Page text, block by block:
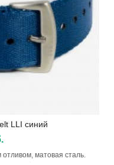
LLI синий
матовая сталь.